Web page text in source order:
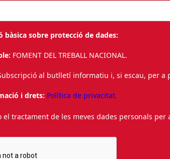
bàsica sobre protecció de dades:
FOMENT DEL TREBALL NACIONAL.
al butlletí informatiu i, si escau, per a
i drets: Política de privacitat.
el tractament de les meves dades personals